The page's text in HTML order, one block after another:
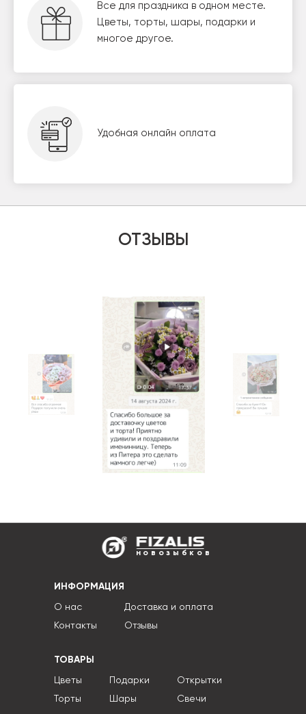
Все для праздника в одном месте.
Цветы, торты, шары, подарки и
многое другое.
Удобная онлайн оплата
ОТЗЫВЫ
новозыбков
ИНФОРМАЦИЯ
О нас
Контакты
Доставка и оплата
Отзывы
ТОВАРЫ
Цветы
Торты
Подарки
Шары
Открытки
Свечи